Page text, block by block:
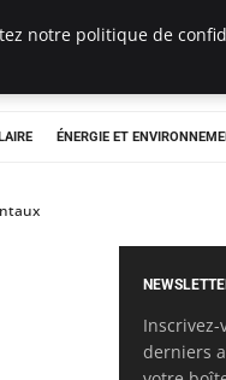
ÉNERGIE ET
derniers
notre politique de